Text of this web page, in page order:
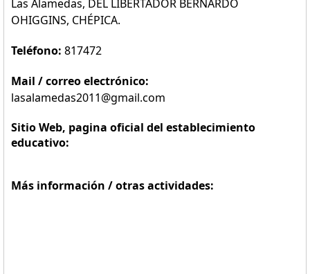
Las Alamedas, DEL LIBERTADOR BERNARDO
OHIGGINS, CHÉPICA.
Teléfono: 817472
Mail / correo electrónico:
lasalamedas2011@gmail.com
Sitio Web, pagina oficial del establecimiento
educativo:
Más información / otras actividades: